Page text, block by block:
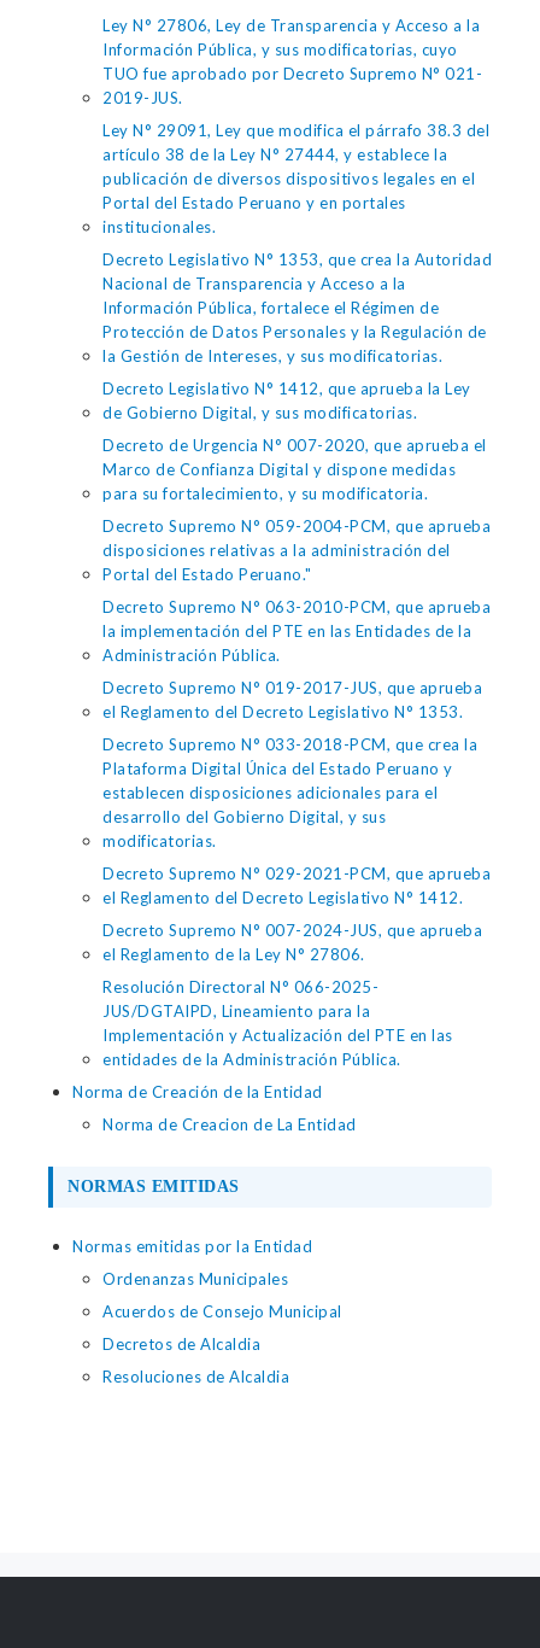
Ley N° 27806, Ley de Transparencia y Acceso a la
Información Pública, y sus modificatorias, cuyo
TUO fue aprobado por Decreto Supremo N° 021-
2019-JUS.
Ley N° 29091, Ley que modifica el párrafo 38.3 del
artículo 38 de la Ley N° 27444, y establece la
publicación de diversos dispositivos legales en el
Portal del Estado Peruano y en portales
institucionales.
Decreto Legislativo N° 1353, que crea la Autoridad
Nacional de Transparencia y Acceso a la
Información Pública, fortalece el Régimen de
Protección de Datos Personales y la Regulación de
la Gestión de Intereses, y sus modificatorias.
Decreto Legislativo N° 1412, que aprueba la Ley
de Gobierno Digital, y sus modificatorias.
Decreto de Urgencia N° 007-2020, que aprueba el
Marco de Confianza Digital y dispone medidas
para su fortalecimiento, y su modificatoria.
Decreto Supremo N° 059-2004-PCM, que aprueba
disposiciones relativas a la administración del
Portal del Estado Peruano."
Decreto Supremo N° 063-2010-PCM, que aprueba
la implementación del PTE en las Entidades de la
Administración Pública.
Decreto Supremo N° 019-2017-JUS, que aprueba
el Reglamento del Decreto Legislativo N° 1353.
Decreto Supremo N° 033-2018-PCM, que crea la
Plataforma Digital Única del Estado Peruano y
establecen disposiciones adicionales para el
desarrollo del Gobierno Digital, y sus
modificatorias.
Decreto Supremo N° 029-2021-PCM, que aprueba
el Reglamento del Decreto Legislativo N° 1412.
Decreto Supremo N° 007-2024-JUS, que aprueba
el Reglamento de la Ley N° 27806.
Resolución Directoral N° 066-2025-
JUS/DGTAIPD, Lineamiento para la
Implementación y Actualización del PTE en las
entidades de la Administración Pública.
Norma de Creación de la Entidad
Norma de Creacion de La Entidad
NORMAS EMITIDAS
Normas emitidas por la Entidad
Ordenanzas Municipales
Acuerdos de Consejo Municipal
Decretos de Alcaldia
Resoluciones de Alcaldia